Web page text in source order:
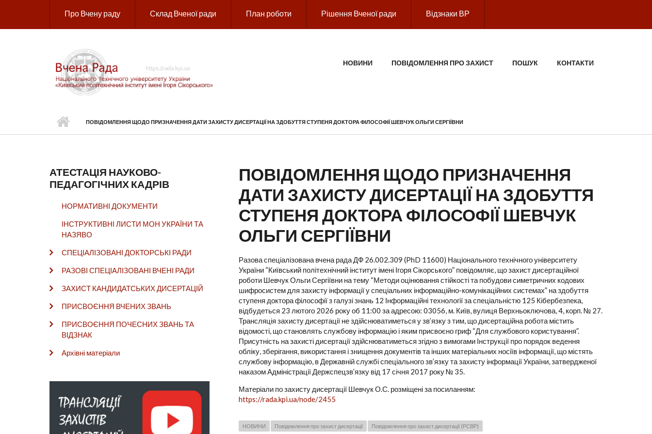
Про Вчену раду Склад Вченої ради План роботи Рішення Вченої ради Відзнаки ВР
ГОЛОВНЕ МЕНЮНОВИНИ ПОВІДОМЛЕННЯ ПРО ЗАХИСТ ПОШУК КОНТАКТИ
ПОВІДОМЛЕННЯ ЩОДО ПРИЗНАЧЕННЯ ДАТИ ЗАХИСТУ ДИСЕРТАЦІЇ НА ЗДОБУТТЯ СТУПЕНЯ ДОКТОРА ФІЛОСОФІЇ ШЕВЧУК ОЛЬГИ СЕРГІЇВНИ
АТЕСТАЦІЯ НАУКОВО-
ПЕДАГОГІЧНИХ КАДРІВ
НОРМАТИВНІ ДОКУМЕНТИ
ІНСТРУКТИВНІ ЛИСТИ МОН УКРАЇНИ ТА
НАЗЯВО
СПЕЦІАЛІЗОВАНІ ДОКТОРСЬКІ РАДИ
РАЗОВІ СПЕЦІАЛІЗОВАНІ ВЧЕНІ РАДИ
ЗАХИСТ КАНДИДАТСЬКИХ ДИСЕРТАЦІЙ
ПРИСВОЄННЯ ВЧЕНИХ ЗВАНЬ
ПРИСВОЄННЯ ПОЧЕСНИХ ЗВАНЬ ТА
ВІДЗНАК
Архівні матеріали
ПОВІДОМЛЕННЯ ЩОДО ПРИЗНАЧЕННЯ
ДАТИ ЗАХИСТУ ДИСЕРТАЦІЇ НА ЗДОБУТТЯ
СТУПЕНЯ ДОКТОРА ФІЛОСОФІЇ ШЕВЧУК
ОЛЬГИ СЕРГІЇВНИ
Разова спеціалізована вчена рада ДФ 26.002.309 (PhD 11600) Національного технічного університету
України “Київський політехнічний інститут імені Ігоря Сікорського” повідомляє, що захист дисертаційної
роботи Шевчук Ольги Сергіївни на тему “Методи оцінювання стійкості та побудови симетричних кодових
шифросистем для захисту інформації у спеціальних інформаційно-комунікаційних системах” на здобуття
ступеня доктора філософії з галузі знань 12 Інформаційні технології за спеціальністю 125 Кібербезпека,
відбудеться 23 лютого 2026 року об 11:00 за адресою: 03056, м. Київ, вулиця Верхньоключова, 4, корп. № 27.
Трансляція захисту дисертації не здійснюватиметься у зв’язку з тим, що дисертаційна робота містить
відомості, що становлять службову інформацію і яким присвоєно гриф “Для службового користування”.
Присутність на захисті дисертації здійснюватиметься згідно з вимогами Інструкції про порядок ведення
обліку, зберігання, використання і знищення документів та інших матеріальних носіїв інформації, що містять
службову інформацію, в Державній службі спеціального зв’язку та захисту інформації України, затвердженої
наказом Адміністрації Держспецзв’язку від 17 січня 2017 року № 35.
Матеріали по захисту дисертації Шевчук О.С. розміщені за посиланням:
https://rada.kpi.ua/node/2455
НОВИНИ Повідомлення про захист дисертації Повідомлення про захист дисертації (РСВР)